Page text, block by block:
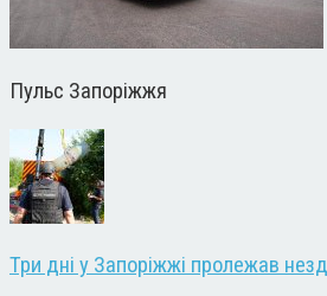
Пульс Запоріжжя
Три дні у Запоріжжі пролежав